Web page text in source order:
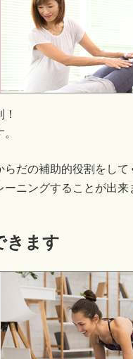
だの補助的役割をして
ニングすることが出来
きます